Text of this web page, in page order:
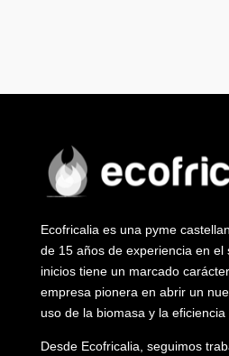
Ecofricalia es una pyme
de 15 años de experiencia en el
inicios tiene un marcado
empresa pionera en abrir un
uso de la biomasa y la eficiencia
Desde Ecofricalia, seguimos